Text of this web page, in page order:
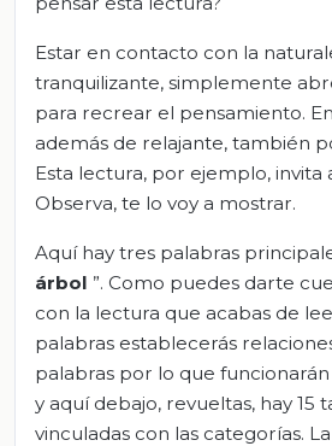
Estar en contacto con la
tranquilizante, simplemente
para recrear el pensamiento.
además de relajante, también
Esta lectura, por ejemplo, invita
Observa, te lo voy a mostrar.
Aquí hay tres palabras
árbol ”. Como puedes darte
con la lectura que acabas de
palabras establecerás
palabras por lo que funcionarán
y aquí debajo, revueltas, hay 15
vinculadas con las categorías.